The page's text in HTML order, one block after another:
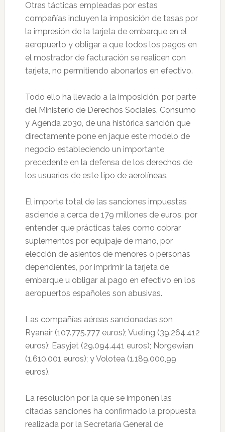
Otras tácticas empleadas por estas
compañías incluyen la imposición de tasas por
la impresión de la tarjeta de embarque en el
aeropuerto y obligar a que todos los pagos en
el mostrador de facturación se realicen con
tarjeta, no permitiendo abonarlos en efectivo.
Todo ello ha llevado a la imposición, por parte
del Ministerio de Derechos Sociales, Consumo
y Agenda 2030, de una histórica sanción que
directamente pone en jaque este modelo de
negocio estableciendo un importante
precedente en la defensa de los derechos de
los usuarios de este tipo de aerolíneas.
El importe total de las sanciones impuestas
asciende a cerca de 179 millones de euros, por
entender que prácticas tales como cobrar
suplementos por equipaje de mano, por
elección de asientos de menores o personas
dependientes, por imprimir la tarjeta de
embarque u obligar al pago en efectivo en los
aeropuertos españoles son abusivas.
Las compañías aéreas sancionadas son
Ryanair (107.775.777 euros); Vueling (39.264.412
euros); Easyjet (29.094.441 euros); Norgewian
(1.610.001 euros); y Volotea (1.189.000,99
euros).
La resolución por la que se imponen las
citadas sanciones ha confirmado la propuesta
realizada por la Secretaría General de